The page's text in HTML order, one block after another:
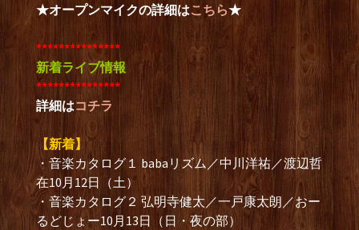
★オープンマイクの詳細はこちら★
***************
新着ライブ情報
***************
詳細はコチラ
【新着】
・音楽カタログ１ babaリズム／中川洋祐／渡辺哲
在10月12日（土）
・音楽カタログ２ 弘明寺健太／一戸康太朗／おー
るどじょー10月13日（日・夜の部）